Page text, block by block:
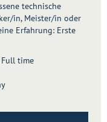
technische
in, Meister/in oder
Erfahrung: Erste
Full time